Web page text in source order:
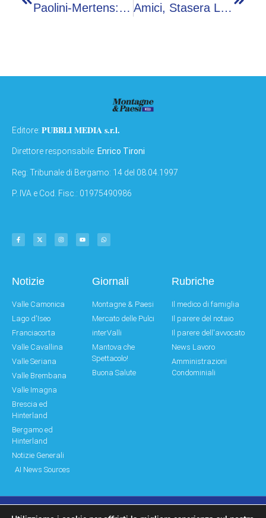
Paolini-Mertens: Orario, Precedenti E Dove Vederla In Tv (in Chiaro) Amici, Stasera La Semifinale: Le Anticipazioni E Gli Ospiti
Editore: PUBBLI MEDIA s.r.l.
Direttore responsabile: Enrico Tironi
Reg: Tribunale di Bergamo: 14 del 08.04.1997
P. IVA e Cod. Fisc.: 01975490986
Notizie
Valle Camonica
Lago d'Iseo
Franciacorta
Valle Cavallina
Valle Seriana
Valle Brembana
Valle Imagna
Brescia ed
Hinterland
Bergamo ed
Hinterland
Notizie Generali
AI News Sources
Giornali
Montagne & Paesi
Mercato delle Pulci
interValli
Mantova che
Spettacolo!
Buona Salute
Rubriche
Il medico di famiglia
Il parere del notaio
Il parere dell'avvocato
News Lavoro
Amministrazioni
Condominiali